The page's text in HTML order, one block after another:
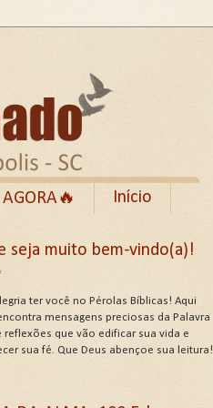
Início
ATRIBUTOS .
seja muito bem-vindo(a)!
ter você no Pérolas Bíblicas! Aqui
mensagens preciosas da Palavra
reflexões que vão edificar sua vida e
sua fé. Que Deus abençoe sua leitura!